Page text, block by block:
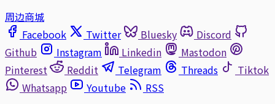
周边商城
Facebook
Twitter Bluesky
Discord
Github
Instagram Linkedin
Mastodon
Pinterest
Reddit Telegram Threads
Tiktok
Whatsapp
Youtube
RSS